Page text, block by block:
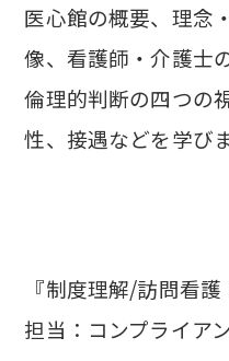
医心館の概要、理念
像、看護師・介護士
倫理的判断の四つの
性、接遇などを学び
『制度理解/訪問看
担当：コンプライア